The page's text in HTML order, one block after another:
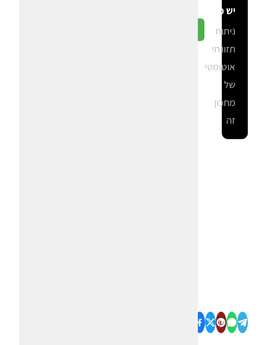
יש פה?
ניתוח
תזונתי
אוטומטי
של
מתכון
זה